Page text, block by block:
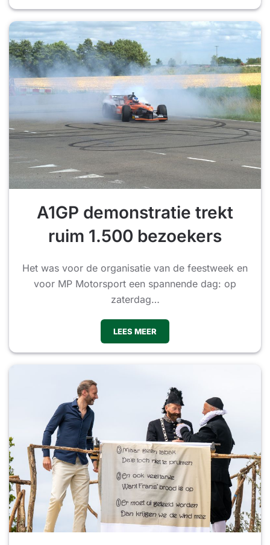
A1GP demonstratie trekt
ruim 1.500 bezoekers
Het was voor de organisatie van de feestweek en
voor MP Motorsport een spannende dag: op
zaterdag…
LEES MEER